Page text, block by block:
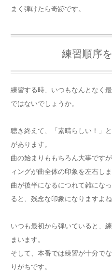
まく弾けたら奇跡です。
練習順序
練習する時、いつもなんとなく
ではないでしょうか。
聴き終えて、「素晴らしい！」
があります。
曲の始まりももちろん大事です
ィングが曲全体の印象を左右しま
曲が後半になるにつれて雑にな
ると、残念な印象になりますよね
いつも最初から弾いていると、
まいます。
そして、本番では練習が十分で
りがちです。